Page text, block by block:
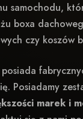
samochodu,
boxa
czy koszów
Posiadamy
marek i